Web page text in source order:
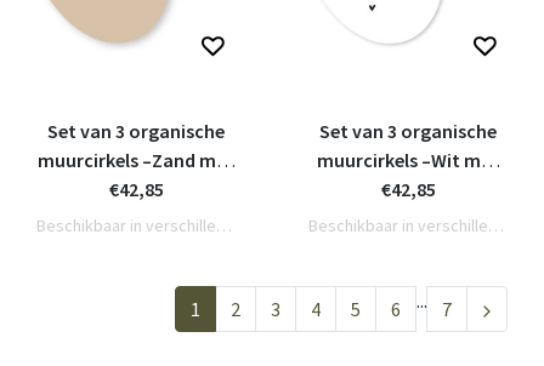
Set van 3 organische
muurcirkels –Zand met
tekstjes en foto riet
€42,85
Beschikbaar in verschillende varianten
Set van 3 organische
muurcirkels –Wit met
tekstjes en foto
schaap
€42,85
Beschikbaar in verschillende varianten
1 2 3 4 5 6 ... 7